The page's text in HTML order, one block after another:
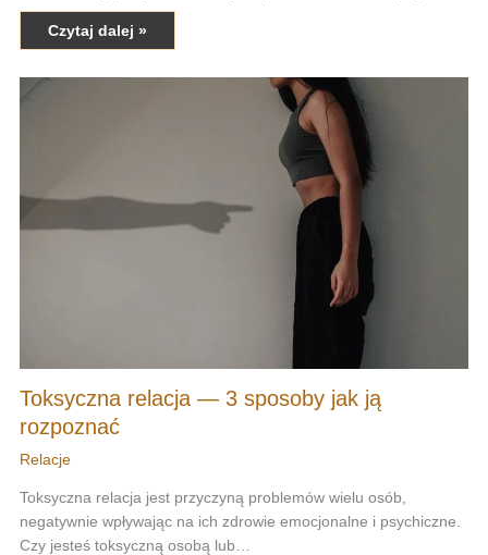
Czytaj dalej »
Toksyczna relacja — 3 sposoby jak ją
rozpoznać
Relacje
Toksyczna relacja jest przyczyną problemów wielu osób,
negatywnie wpływając na ich zdrowie emocjonalne i psychiczne.
Czy jesteś toksyczną osobą lub…